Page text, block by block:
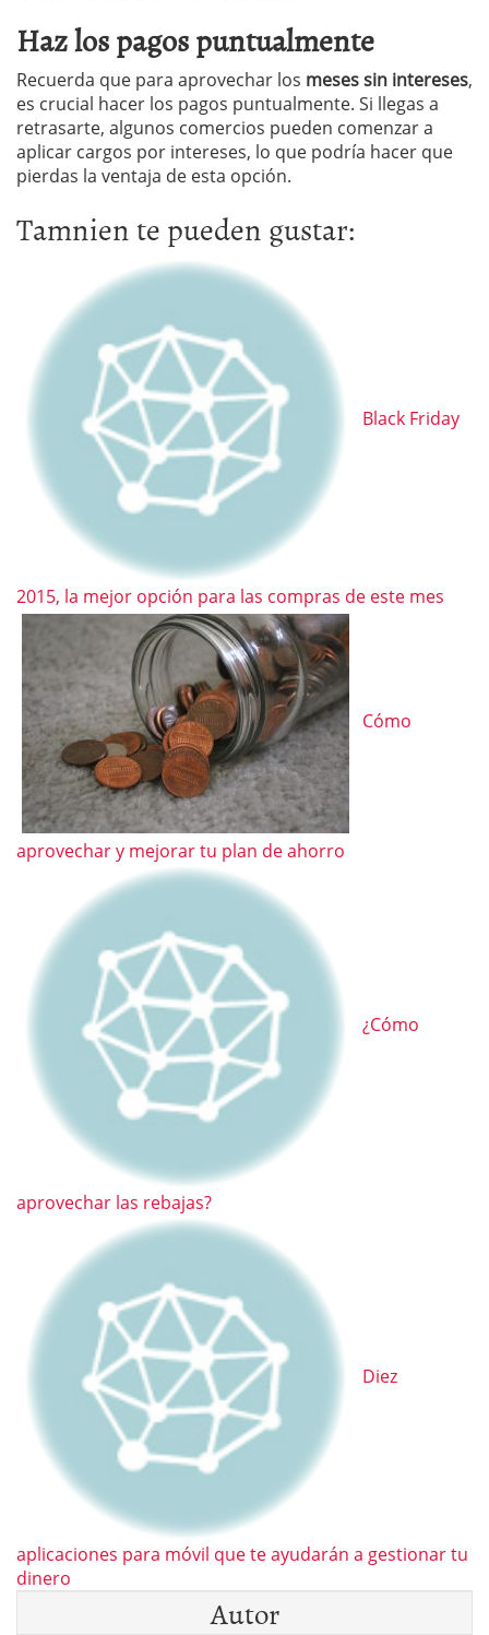
Haz los pagos puntualmente
Recuerda que para aprovechar los meses sin intereses,
es crucial hacer los pagos puntualmente. Si llegas a
retrasarte, algunos comercios pueden comenzar a
aplicar cargos por intereses, lo que podría hacer que
pierdas la ventaja de esta opción.
Tamnien te pueden gustar:
Black Friday
2015, la mejor opción para las compras de este mes
Cómo
aprovechar y mejorar tu plan de ahorro
¿Cómo
aprovechar las rebajas?
Diez
aplicaciones para móvil que te ayudarán a gestionar tu
dinero
Autor